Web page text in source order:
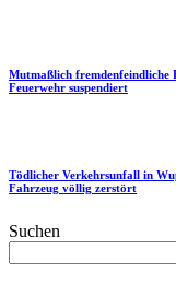
Mutmaßlich fremdenfeindliche
Feuerwehr suspendiert
Tödlicher Verkehrsunfall in
Fahrzeug völlig zerstört
Suchen